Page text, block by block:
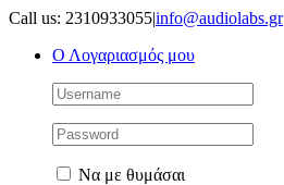
Μετάβαση
περιεχόμενο
Call us: 2310933055|info@audiolabs.gr
Ο Λογαριασμός μου
Να με θυμάσαι